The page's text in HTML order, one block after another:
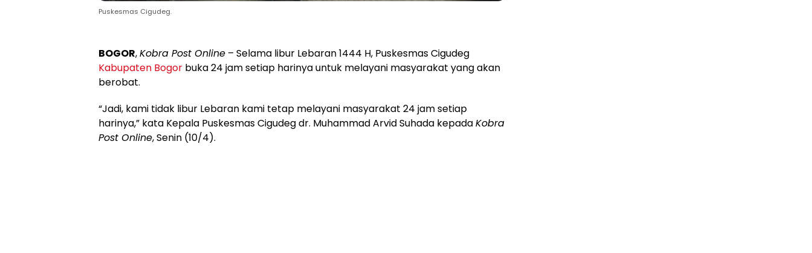
Puskesmas Cigudeg.
BOGOR,Kobra Post Online – Selama libur Lebaran 1444 H, Puskesmas Cigudeg
Kabupaten Bogor buka 24 jam setiap harinya untuk melayani masyarakat yang akan
berobat.
“Jadi, kami tidak libur Lebaran kami tetap melayani masyarakat 24 jam setiap
harinya,” kata Kepala Puskesmas Cigudeg dr. Muhammad Arvid Suhada kepadaKobra
Post Online, Senin (10/4).